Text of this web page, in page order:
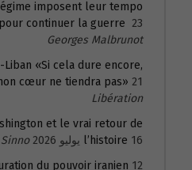
imposent leur tempo
pour continuer la guerre 23 يوليو 2026
Georges Malbrunot
Liban «Si cela dure encore,
cœur ne tiendra pas» 21 يوليو 2026
Libération
et le vrai retour de
l’histoire 16 يوليو 2026
du pouvoir iranien